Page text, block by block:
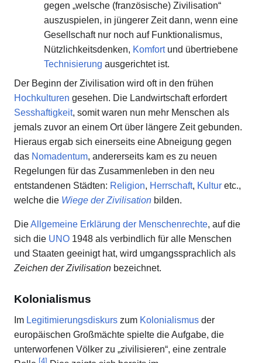
gegen „welsche (französische) Zivilisation“
auszuspielen, in jüngerer Zeit dann, wenn eine
Gesellschaft nur noch auf Funktionalismus,
Nützlichkeitsdenken, Komfortund übertriebene
Technisierung ausgerichtet ist.
Der Beginn der Zivilisation wird oft in den frühen
Hochkulturen gesehen. Die Landwirtschaft erfordert
Sesshaftigkeit, somit waren nun mehr Menschen als
jemals zuvor an einem Ort über längere Zeit gebunden.
Hieraus ergab sich einerseits eine Abneigung gegen
das Nomadentum, andererseits kam es zu neuen
Regelungen für das Zusammenleben in den neu
entstandenen Städten: Religion, Herrschaft, Kultur etc.,
welche die Wiege der Zivilisation bilden.
DieAllgemeine Erklärung der Menschenrechte, auf die
sich die UNO 1948 als verbindlich für alle Menschen
und Staaten geeinigt hat, wird umgangssprachlich als
Zeichen der Zivilisation bezeichnet.
Kolonialismus
Im Legitimierungsdiskurs zum Kolonialismus der
europäischen Großmächte spielte die Aufgabe, die
unterworfenen Völker zu „zivilisieren“, eine zentrale
[4]